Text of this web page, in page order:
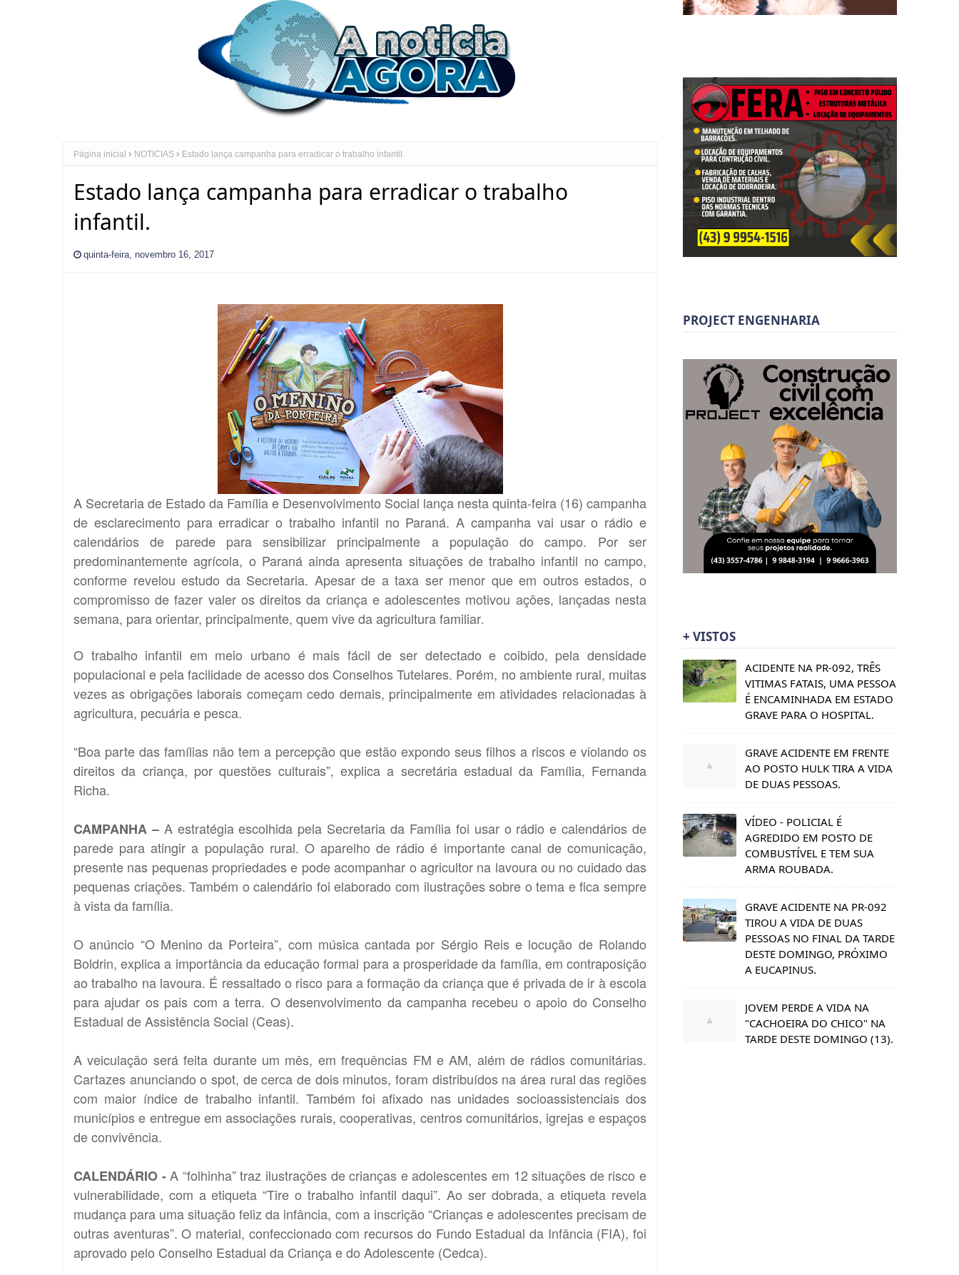
Página inicial NOTICIAS Estado lança campanha para erradicar o trabalho infantil.
Estado lança campanha para erradicar o trabalho
infantil.
quinta-feira, novembro 16, 2017
A Secretaria de Estado da Família e Desenvolvimento Social lança nesta quinta-feira (16) campanha
de esclarecimento para erradicar o trabalho infantil no Paraná. A campanha vai usar o rádio e
calendários de parede para sensibilizar principalmente a população do campo. Por ser
predominantemente agrícola, o Paraná ainda apresenta situações de trabalho infantil no campo,
conforme revelou estudo da Secretaria. Apesar de a taxa ser menor que em outros estados, o
compromisso de fazer valer os direitos da criança e adolescentes motivou ações, lançadas nesta
semana, para orientar, principalmente, quem vive da agricultura familiar.
O trabalho infantil em meio urbano é mais fácil de ser detectado e coibido, pela densidade
populacional e pela facilidade de acesso dos Conselhos Tutelares. Porém, no ambiente rural, muitas
vezes as obrigações laborais começam cedo demais, principalmente em atividades relacionadas à
agricultura, pecuária e pesca.
“Boa parte das famílias não tem a percepção que estão expondo seus filhos a riscos e violando os
direitos da criança, por questões culturais”, explica a secretária estadual da Família, Fernanda
Richa.
CAMPANHA –A estratégia escolhida pela Secretaria da Família foi usar o rádio e calendários de
parede para atingir a população rural. O aparelho de rádio é importante canal de comunicação,
presente nas pequenas propriedades e pode acompanhar o agricultor na lavoura ou no cuidado das
pequenas criações. Também o calendário foi elaborado com ilustrações sobre o tema e fica sempre
à vista da família.
O anúncio “O Menino da Porteira”, com música cantada por Sérgio Reis e locução de Rolando
Boldrin, explica a importância da educação formal para a prosperidade da família, em contraposição
ao trabalho na lavoura. É ressaltado o risco para a formação da criança que é privada de ir à escola
para ajudar os pais com a terra. O desenvolvimento da campanha recebeu o apoio do Conselho
Estadual de Assistência Social (Ceas).
A veiculação será feita durante um mês, em frequências FM e AM, além de rádios comunitárias.
Cartazes anunciando o spot, de cerca de dois minutos, foram distribuídos na área rural das regiões
com maior índice de trabalho infantil. Também foi afixado nas unidades socioassistenciais dos
municípios e entregue em associações rurais, cooperativas, centros comunitários, igrejas e espaços
de convivência.
CALENDÁRIO -A “folhinha” traz ilustrações de crianças e adolescentes em 12 situações de risco e
vulnerabilidade, com a etiqueta “Tire o trabalho infantil daqui”. Ao ser dobrada, a etiqueta revela
mudança para uma situação feliz da infância, com a inscrição “Crianças e adolescentes precisam de
outras aventuras”. O material, confeccionado com recursos do Fundo Estadual da Infância (FIA), foi
aprovado pelo Conselho Estadual da Criança e do Adolescente (Cedca).
PROJECT ENGENHARIA
+ VISTOS
ACIDENTE NA PR-092, TRÊS
VITIMAS FATAIS, UMA PESSOA
É ENCAMINHADA EM ESTADO
GRAVE PARA O HOSPITAL.
GRAVE ACIDENTE EM FRENTE
AO POSTO HULK TIRA A VIDA
DE DUAS PESSOAS.
VÍDEO - POLICIAL É
AGREDIDO EM POSTO DE
COMBUSTÍVEL E TEM SUA
ARMA ROUBADA.
GRAVE ACIDENTE NA PR-092
TIROU A VIDA DE DUAS
PESSOAS NO FINAL DA TARDE
DESTE DOMINGO, PRÓXIMO
A EUCAPINUS.
JOVEM PERDE A VIDA NA
"CACHOEIRA DO CHICO" NA
TARDE DESTE DOMINGO (13).